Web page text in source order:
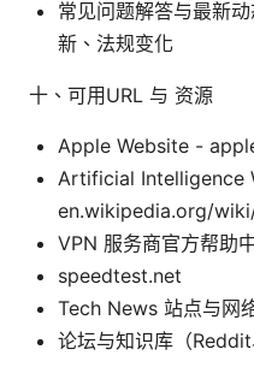
常见问题解答与最新
新、法规变化
十、可用URL 与 资源
Apple Website -
Artificial Intelligence
en.wikipedia.org/
VPN 服务商官方帮助
speedtest.net
Tech News 站点与网
论坛与知识库（